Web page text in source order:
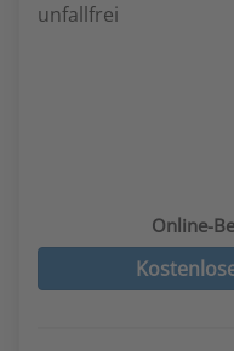
unfallfrei
Online-